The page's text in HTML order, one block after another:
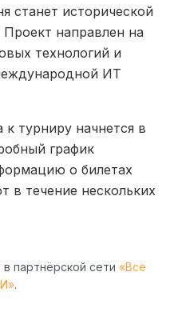
станет исторической
Проект направлен на
технологий и
ИТ
турниру начнется в
график
о билетах
в течение нескольких
партнёрской сети «Все
.